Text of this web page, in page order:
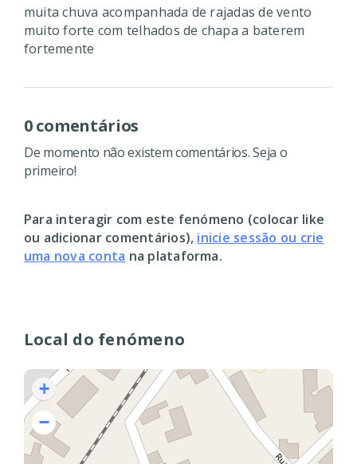
Local do fenómeno
+
−
muita chuva acompanhada de rajadas de vento
muito forte com telhados de chapa a baterem
fortemente
0 comentários
De momento não existem comentários. Seja o
primeiro!
Para interagir com este fenómeno (colocar like
ou adicionar comentários), inicie sessão ou crie
uma nova conta na plataforma.